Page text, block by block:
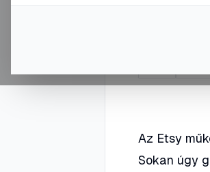
Az Etsy
Sokan úgy